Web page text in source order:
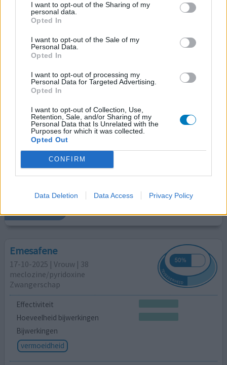
I want to opt-out of the Sharing of my
personal data.
Opted In
I want to opt-out of the Sale of my
Personal Data.
Opted In
I want to opt-out of processing my
Personal Data for Targeted Advertising.
Opted In
I want to opt-out of Collection, Use,
Retention, Sale, and/or Sharing of my
Personal Data that Is Unrelated with the
Purposes for which it was collected.
Opted Out
CONFIRM
Data Deletion Data Access Privacy Policy
29-10-2025 | Vrouw | 22
bisacodyl
Darmproblemen - verstopping
Effectiviteit
Hoeveelheid bijwerkingen
buikpijn
rillingen
Ik heb de Dulcolax Zetpil gebruikt nadat ik meerdere
dagen last had van verstopping. Mijn buik was
opgezwollen en deed pijn, dus ik wilde er snel vanaf.
Daarom koos ik voor de zetpil. Normaal heb ik nooit
problemen met mijn stoelgang, dus het gebruik was
incidenteel. Ik heb de zetpil liggend ingebracht met een
beetje vaseline. Het inbrengen viel erg mee en ging zeer
Emesafene
17-10-2025 | Vrouw | 38
meclozine/pyridoxine
Zwangerschap
Effectiviteit
Hoeveelheid bijwerkingen
Bijwerkingen
vermoeidheid